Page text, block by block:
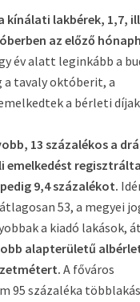
kínálati lakbérek, 1,7,
az előző
év alatt leginkább a
a tavaly októberit, a
a bérleti
13 százalékos a
emelkedést
9,4 százalékot.
53, a megyei
a kiadó lakások,
alapterületű
A főváros
95 százaléka